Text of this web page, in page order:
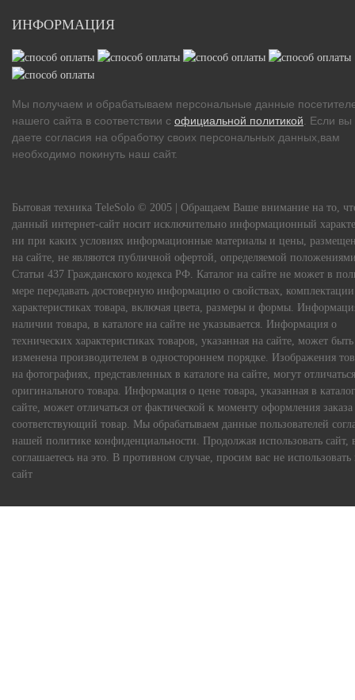
ИНФОРМАЦИЯ
Мы получаем и обрабатываем персональные данные
нашего сайта в соответствии с официальной политикой. Если вы
даете согласия на обработку своих персональных данных,вам
необходимо покинуть наш сайт.
Бытовая техника TeleSolo © 2005 | Обращаем Ваше внимание на то,
данный интернет-сайт носит исключительно информационный
ни при каких условиях информационные материалы и цены,
на сайте, не являются публичной офертой, определяемой
Статьи 437 Гражданского кодекса РФ. Каталог на сайте не может в
мере передавать достоверную информацию о свойствах,
характеристиках товара, включая цвета, размеры и формы.
наличии товара, в каталоге на сайте не указывается. Информация о
технических характеристиках товаров, указанная на сайте, может быть
изменена производителем в одностороннем порядке. Изображения
на фотографиях, представленных в каталоге на сайте, могут
оригинального товара. Информация о цене товара, указанная в
сайте, может отличаться от фактической к моменту оформления заказа
соответствующий товар. Мы обрабатываем данные пользователей
нашей политике конфиденциальности. Продолжая использовать сайт,
соглашаетесь на это. В противном случае, просим вас не
сайт